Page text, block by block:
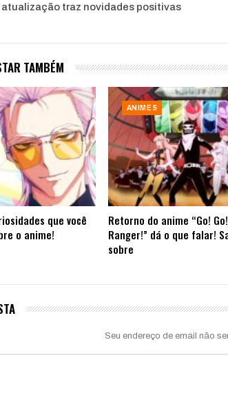
traz novidades positivas
TAMBÉM
que você
o anime!
ANIMES
Retorno do anime “Go!
Ranger!” dá o que falar!
sobre
Seu endereço de email não